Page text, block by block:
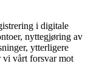
i digitale
nyttegjøring av
ytterligere
vi vårt forsvar mot